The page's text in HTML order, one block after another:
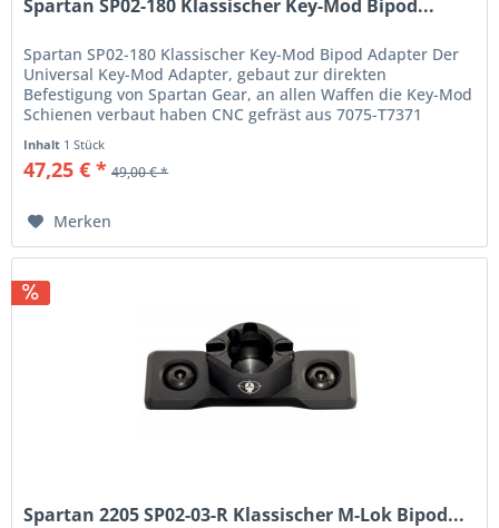
Spartan SP02-180 Klassischer Key-Mod Bipod...
Spartan SP02-180 Klassischer Key-Mod Bipod Adapter Der
Universal Key-Mod Adapter, gebaut zur direkten
Befestigung von Spartan Gear, an allen Waffen die Key-Mod
Schienen verbaut haben CNC gefräst aus 7075-T7371
Inhalt 1 Stück
47,25 € * 49,00 € *
Merken
Spartan 2205 SP02-03-R Klassischer M-Lok Bipod...